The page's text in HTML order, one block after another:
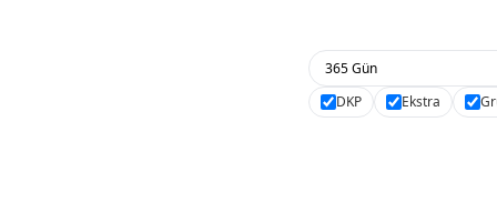
DKP Ekstra